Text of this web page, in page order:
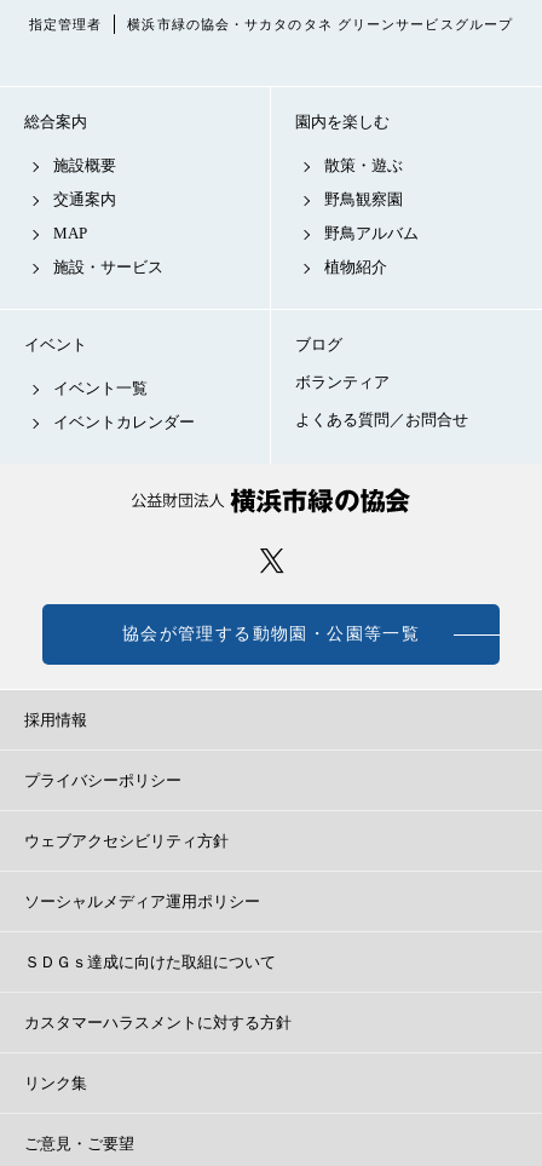
指定管理者 横浜市緑の協会・サカタのタネ グリーンサービスグループ
総合案内
施設概要
交通案内
MAP
施設・サービス
園内を楽しむ
散策・遊ぶ
野鳥観察園
野鳥アルバム
植物紹介
イベント
イベント一覧
イベントカレンダー
ブログ
ボランティア
よくある質問／お問合せ
協会が管理する動物園・公園等一覧
採用情報
プライバシーポリシー
ウェブアクセシビリティ方針
ソーシャルメディア運用ポリシー
ＳＤＧｓ達成に向けた取組について
カスタマーハラスメントに対する方針
リンク集
ご意見・ご要望